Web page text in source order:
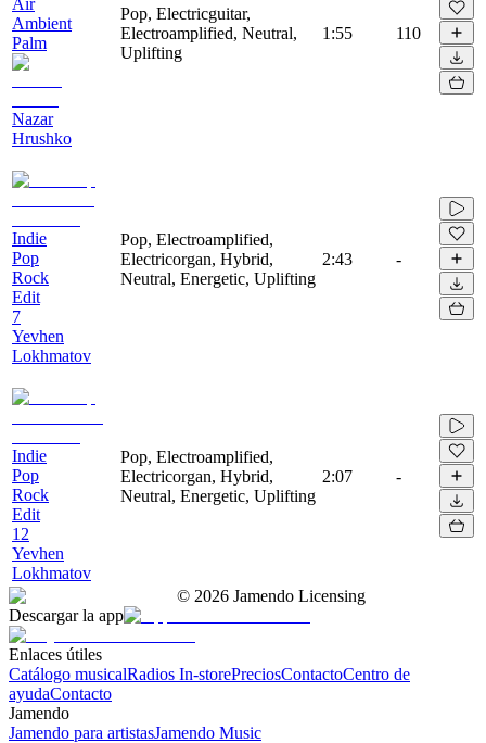
Ambient
Palm
Nazar
Hrushko
Pop, Electricguitar,
Electroamplified, Neutral,
Uplifting
1:55 110
Indie
Pop
Rock
Edit
7
Yevhen
Lokhmatov
Pop, Electroamplified,
Electricorgan, Hybrid,
Neutral, Energetic, Uplifting
2:43 -
Indie
Pop
Rock
Edit
12
Yevhen
Lokhmatov
Pop, Electroamplified,
Electricorgan, Hybrid,
Neutral, Energetic, Uplifting
2:07 -
© 2026 Jamendo Licensing
Descargar la app
Enlaces útiles
Catálogo musicalRadios In-storePreciosContactoCentro de
ayudaContacto
Jamendo
Jamendo para artistasJamendo Music